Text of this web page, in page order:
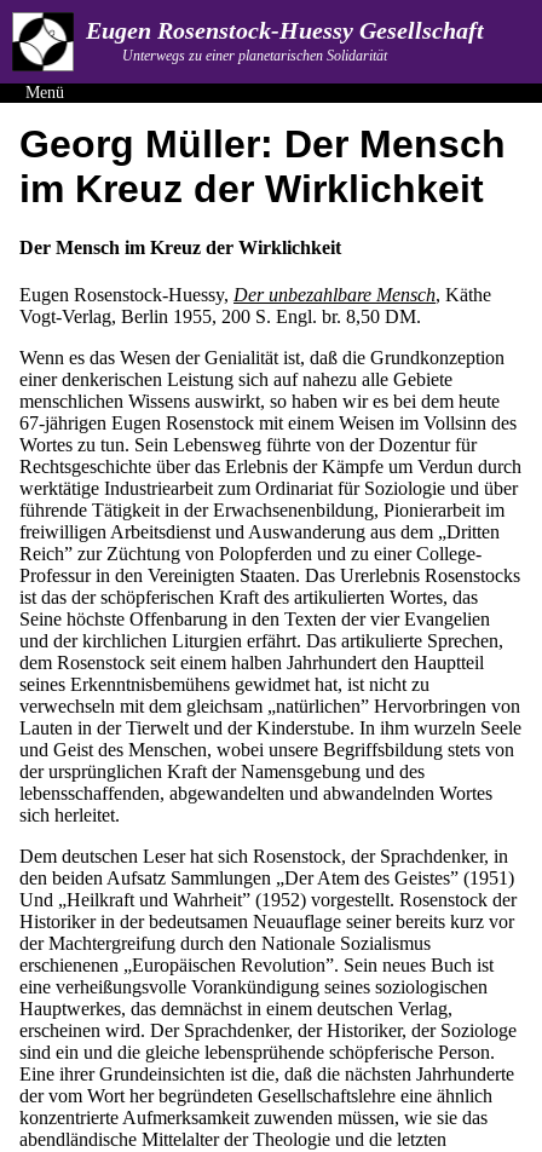
Eugen Rosenstock-Huessy Gesellschaft
Unterwegs zu einer planetarischen Solidarität
Menü
Georg Müller: Der Mensch
im Kreuz der Wirklichkeit
Der Mensch im Kreuz der Wirklichkeit
Eugen Rosenstock-Huessy, Der unbezahlbare Mensch, Käthe
Vogt-Verlag, Berlin 1955, 200 S. Engl. br. 8,50 DM.
Wenn es das Wesen der Genialität ist, daß die Grundkonzeption
einer denkerischen Leistung sich auf nahezu alle Gebiete
menschlichen Wissens auswirkt, so haben wir es bei dem heute
67-jährigen Eugen Rosenstock mit einem Weisen im Vollsinn des
Wortes zu tun. Sein Lebensweg führte von der Dozentur für
Rechtsgeschichte über das Erlebnis der Kämpfe um Verdun durch
werktätige Industriearbeit zum Ordinariat für Soziologie und über
führende Tätigkeit in der Erwachsenenbildung, Pionierarbeit im
freiwilligen Arbeitsdienst und Auswanderung aus dem „Dritten
Reich” zur Züchtung von Polopferden und zu einer College-
Professur in den Vereinigten Staaten. Das Urerlebnis Rosenstocks
ist das der schöpferischen Kraft des artikulierten Wortes, das
Seine höchste Offenbarung in den Texten der vier Evangelien
und der kirchlichen Liturgien erfährt. Das artikulierte Sprechen,
dem Rosenstock seit einem halben Jahrhundert den Hauptteil
seines Erkenntnisbemühens gewidmet hat, ist nicht zu
verwechseln mit dem gleichsam „natürlichen” Hervorbringen von
Lauten in der Tierwelt und der Kinderstube. In ihm wurzeln Seele
und Geist des Menschen, wobei unsere Begriffsbildung stets von
der ursprünglichen Kraft der Namensgebung und des
lebensschaffenden, abgewandelten und abwandelnden Wortes
sich herleitet.
Dem deutschen Leser hat sich Rosenstock, der Sprachdenker, in
den beiden Aufsatz Sammlungen „Der Atem des Geistes” (1951)
Und „Heilkraft und Wahrheit” (1952) vorgestellt. Rosenstock der
Historiker in der bedeutsamen Neuauflage seiner bereits kurz vor
der Machtergreifung durch den Nationale Sozialismus
erschienenen „Europäischen Revolution”. Sein neues Buch ist
eine verheißungsvolle Vorankündigung seines soziologischen
Hauptwerkes, das demnächst in einem deutschen Verlag,
erscheinen wird. Der Sprachdenker, der Historiker, der Soziologe
sind ein und die gleiche lebensprühende schöpferische Person.
Eine ihrer Grundeinsichten ist die, daß die nächsten Jahrhunderte
der vom Wort her begründeten Gesellschaftslehre eine ähnlich
konzentrierte Aufmerksamkeit zuwenden müssen, wie sie das
abendländische Mittelalter der Theologie und die letzten